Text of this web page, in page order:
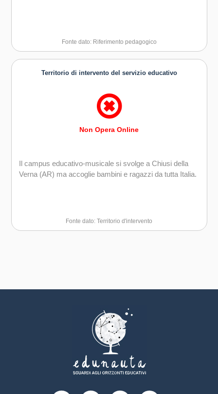
Fonte dato: Riferimento pedagogico
Territorio di intervento del servizio educativo
Non Opera Online
Il campus educativo-musicale si svolge a Chiusi della
Verna (AR) ma accoglie bambini e ragazzi da tutta Italia.
Fonte dato: Territorio d'intervento